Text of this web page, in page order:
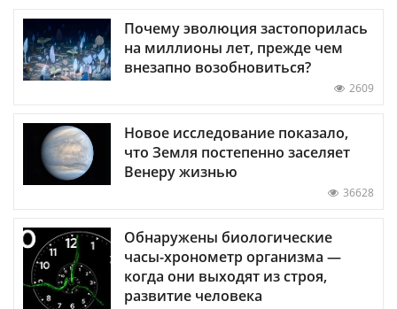
Почему эволюция застопорилась
на миллионы лет, прежде чем
внезапно возобновиться?
2609
Новое исследование показало,
что Земля постепенно заселяет
Венеру жизнью
36628
Обнаружены биологические
часы-хронометр организма —
когда они выходят из строя,
развитие человека